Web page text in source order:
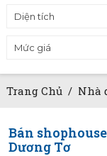
Diện tích
Mức giá
Trang Chủ/ Nhà
Bán
Dương Tơ